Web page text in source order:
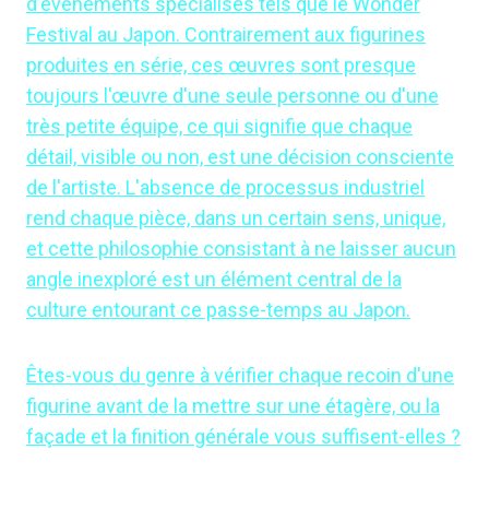
Festival au Japon. Contrairement aux figurines
produites en série, ces œuvres sont presque
toujours l'œuvre d'une seule personne ou d'une
très petite équipe, ce qui signifie que chaque
détail, visible ou non, est une décision consciente
de l'artiste. L'absence de processus industriel
rend chaque pièce, dans un certain sens, unique,
et cette philosophie consistant à ne laisser aucun
angle inexploré est un élément central de la
culture entourant ce passe-temps au Japon.
Êtes-vous du genre à vérifier chaque recoin d'une
figurine avant de la mettre sur une étagère, ou la
façade et la finition générale vous suffisent-elles ?